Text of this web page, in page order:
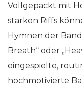
Vollgepackt mit
starken Riffs
Hymnen der
Breath“ oder
eingespielte,
hochmotivierte